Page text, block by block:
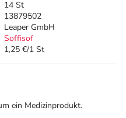
14 St
13879502
Leaper GmbH
Soffisof
1,25 €/1 St
ein Medizinprodukt.